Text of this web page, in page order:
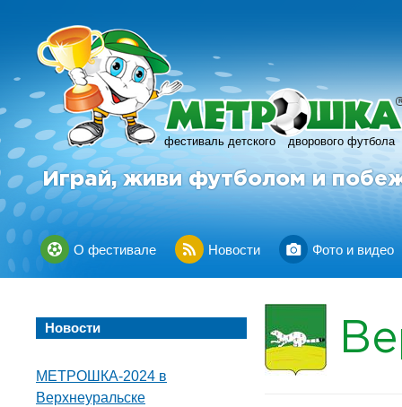
фестиваль детского дворового футбола
R
Играй, живи футболом и
О фестивале Новости Фото и видео
Новости
МЕТРОШКА-2024 в
Верхнеуральске